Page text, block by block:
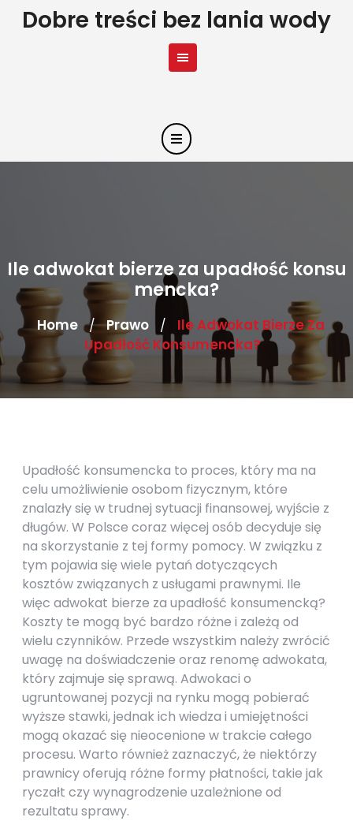
SkipDobre treści bez lania wody
Ile adwokat bierze za upadłość konsu
mencka?
Home / Prawo /
Ile Adwokat Bierze Za
Upadłość Konsumencka?
Upadłość konsumencka to proces, który ma na
celu umożliwienie osobom fizycznym, które
znalazły się w trudnej sytuacji finansowej, wyjście z
długów. W Polsce coraz więcej osób decyduje się
na skorzystanie z tej formy pomocy. W związku z
tym pojawia się wiele pytań dotyczących
kosztów związanych z usługami prawnymi. Ile
więc adwokat bierze za upadłość konsumencką?
Koszty te mogą być bardzo różne i zależą od
wielu czynników. Przede wszystkim należy zwrócić
uwagę na doświadczenie oraz renomę adwokata,
który zajmuje się sprawą. Adwokaci o
ugruntowanej pozycji na rynku mogą pobierać
wyższe stawki, jednak ich wiedza i umiejętności
mogą okazać się nieocenione w trakcie całego
procesu. Warto również zaznaczyć, że niektórzy
prawnicy oferują różne formy płatności, takie jak
ryczałt czy wynagrodzenie uzależnione od
rezultatu sprawy.